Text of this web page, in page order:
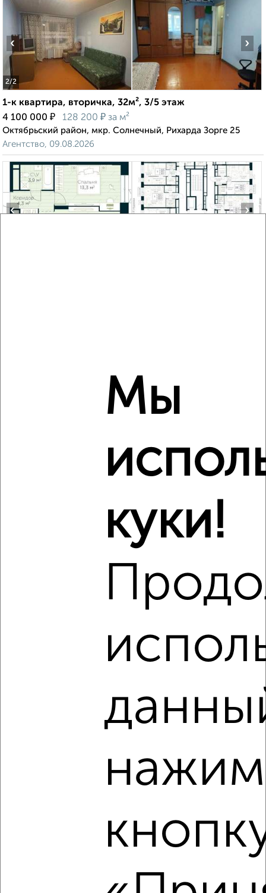
2/2
‹ ›
1-к квартира, вторичка, 32м², 3/5 этаж
4 100 000 ₽ 128 200 ₽ за м²
Октябрьский район, мкр. Солнечный, Рихарда Зорге 25
Агентство, 09.08.2026
‹ ›
1-к квартира, строящийся дом, 42м², 17/30 этаж
за м²
Виртуальные 3D-туры по интересным
местам
за м²
Ленинский район, мкр. Новаленд, микрорайон Новаленд
Ленинский район, мкр. Новаленд, микрорайон Новаленд
Мы
куки!